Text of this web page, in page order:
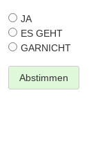
JA
ES GEHT
GARNICHT
Abstimmen